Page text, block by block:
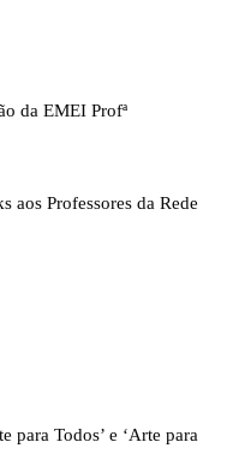
da EMEI Profª
aos Professores da Rede
para Todos’ e ‘Arte para